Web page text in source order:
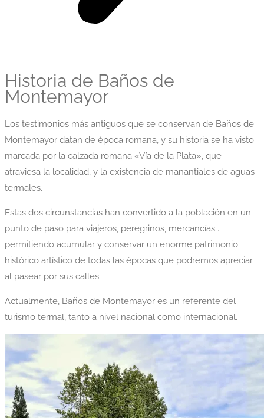
Historia de Baños de
Montemayor
Los testimonios más antiguos que se conservan de Baños de
Montemayor datan de época romana, y su historia se ha visto
marcada por la calzada romana «Vía de la Plata», que
atraviesa la localidad, y la existencia de manantiales de aguas
termales.
Estas dos circunstancias han convertido a la población en un
punto de paso para viajeros, peregrinos, mercancías…
permitiendo acumular y conservar un enorme patrimonio
histórico artístico de todas las épocas que podremos apreciar
al pasear por sus calles.
Actualmente, Baños de Montemayor es un referente del
turismo termal, tanto a nivel nacional como internacional.